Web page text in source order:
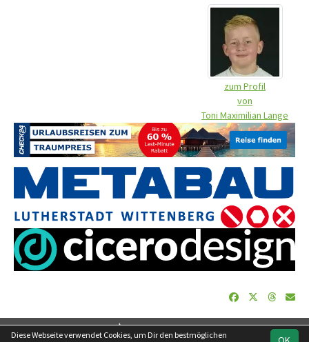
zum Profil
von
Toni Maximilian Lange
soccero.de
Diese Webseite verwendet Cookies, um Dir den bestmöglichen